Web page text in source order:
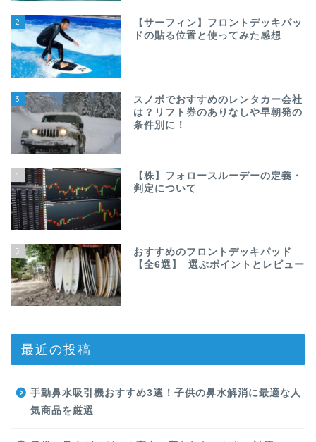
2
【サーフィン】フロントデッキパッ
ドの貼る位置と使ってみた感想
3
スノボでおすすめのレンタカー会社
は？リフト券のありなしや早朝発の
条件別に！
4
【株】フォロースルーデーの定義・
判定について
5
おすすめのフロントデッキパッド
【全6選】_選ぶポイントとレビュー
最近の投稿
手動鼻水吸引機おすすめ3選！子供の鼻水解消に最適な人
気商品を厳選